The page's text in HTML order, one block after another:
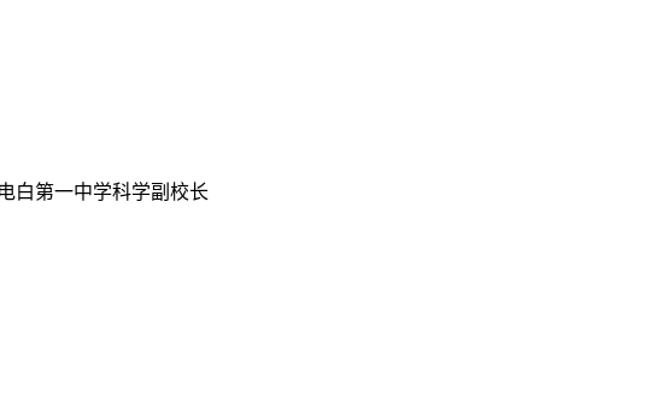
白第一中学科学副校长